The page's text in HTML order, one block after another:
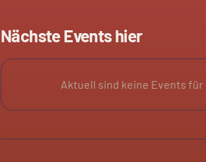
Nächste Events hier
Aktuell sind keine Events